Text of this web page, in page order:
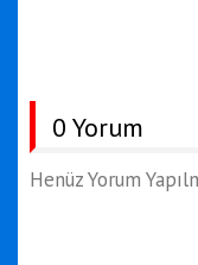
0 Yorum
Henüz Yorum